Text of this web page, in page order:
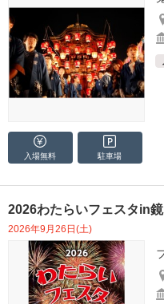
入場無料 駐車場
2026わたらいフェスタin鏡
2026年9月26日(土)